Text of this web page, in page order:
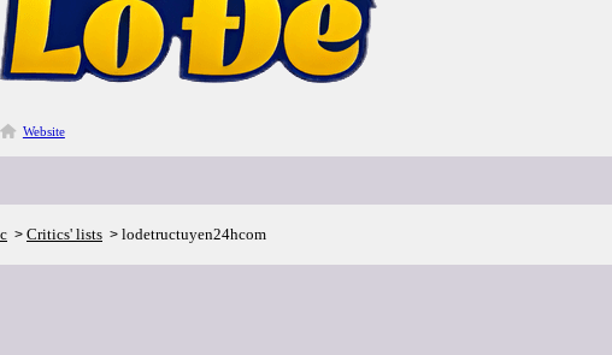
Website
> Critics' lists > lodetructuyen24hcom